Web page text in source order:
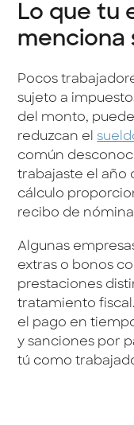
Lo que tu
menciona
Pocos
sujeto a
del monto,
reduzcan el
común
trabajaste el año
cálculo
recibo de
Algunas
extras o bonos
prestaciones
tratamiento
el pago en
y sanciones por
tú como